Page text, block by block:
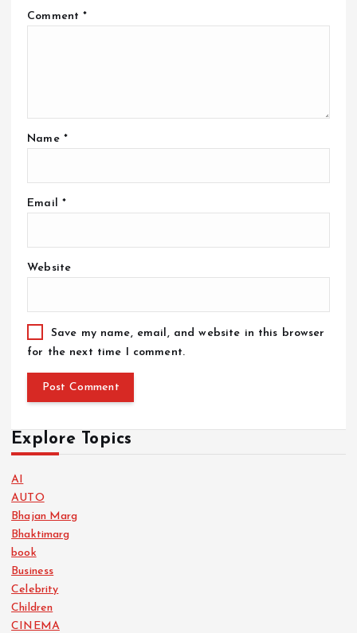
Comment*
Name *
Email *
Website
Save my name, email, and website in this browser
for the next time I comment.
Explore Topics
AI
AUTO
Bhajan Marg
Bhaktimarg
book
Business
Celebrity
Children
CINEMA